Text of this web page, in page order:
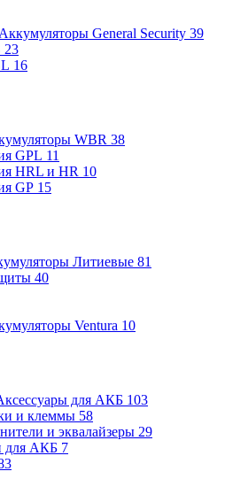
Аккумуляторы General Security 39
23
16
WBR 38
GPL 11
HRL и HR 10
GP 15
Литиевые 81
40
Ventura 10
для АКБ 103
и клеммы 58
и эквалайзеры 29
для АКБ 7